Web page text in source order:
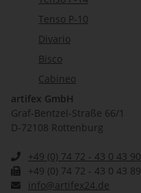
Tenso P-10
Divario
Bisco
Cabineo
artifex GmbH
Graf-Bentzel-Straße 66/1
D-72108 Rottenburg
+49 (0) 74 72 - 43 0 43 90
+49 (0) 74 72 - 43 0 43 89
info@artifex24.de